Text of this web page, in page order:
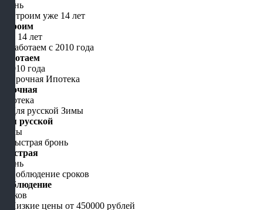
бронь
Строим
уже 14 лет
Работаем
с 2010 года
Срочная
Ипотека
Для русской
Зимы
Быстрая
бронь
Соблюдение
сроков